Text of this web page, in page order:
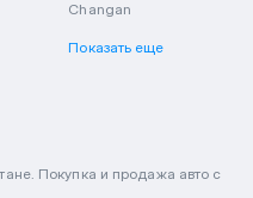
Changan
Показать еще
Покупка и продажа авто с